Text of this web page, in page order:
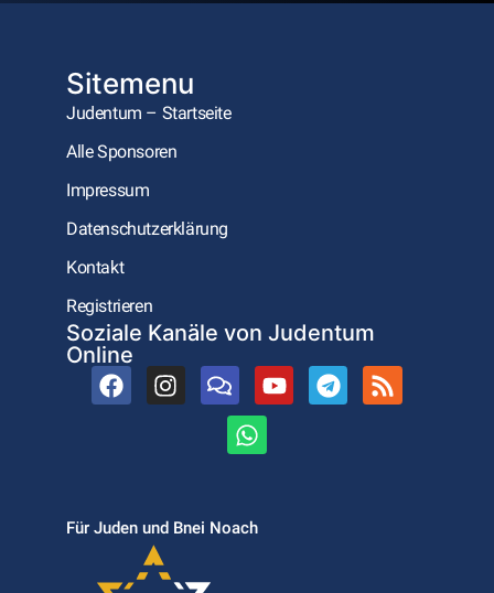
Sitemenu
Judentum – Startseite
Alle Sponsoren
Impressum
Datenschutzerklärung
Kontakt
Registrieren
Soziale Kanäle von Judentum
Online
Für Juden und Bnei Noach